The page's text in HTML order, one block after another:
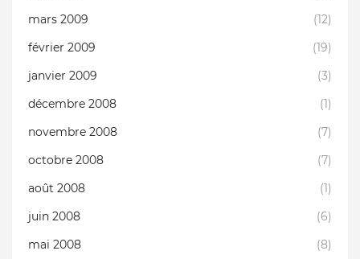
mars 2009
(12)
février 2009
(19)
janvier 2009
(3)
décembre 2008
(1)
novembre 2008
(7)
octobre 2008
(7)
août 2008
(1)
juin 2008
(6)
mai 2008
(8)